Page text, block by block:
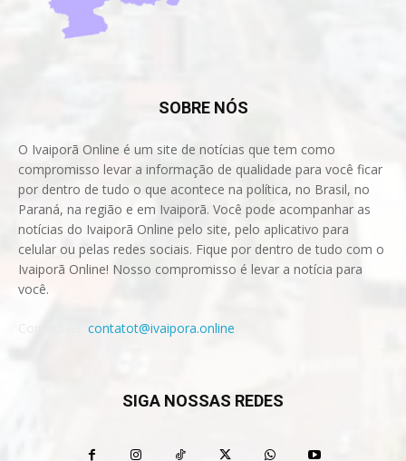
SOBRE NÓS
O Ivaiporã Online é um site de notícias que tem como
compromisso levar a informação de qualidade para você ficar
por dentro de tudo o que acontece na política, no Brasil, no
Paraná, na região e em Ivaiporã. Você pode acompanhar as
notícias do Ivaiporã Online pelo site, pelo aplicativo para
celular ou pelas redes sociais. Fique por dentro de tudo com o
Ivaiporã Online! Nosso compromisso é levar a notícia para
você.
contatot@ivaipora.online
SIGA NOSSAS REDES